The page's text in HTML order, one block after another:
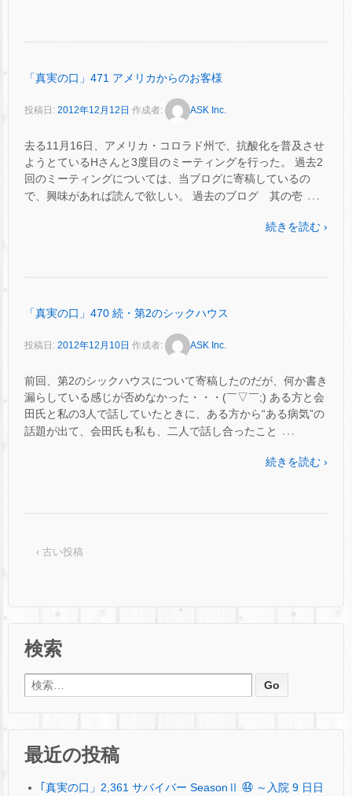
「真実の口」471 アメリカからのお客様
投稿日: 2012年12月12日 作成者: ASK Inc.
去る11月16日、アメリカ・コロラド州で、抗酸化を普及させ
ようとているHさんと3度目のミーティングを行った。 過去2
回のミーティングについては、当ブログに寄稿しているの
で、興味があれば読んで欲しい。 過去のブログ 其の壱 …
続きを読む ›
「真実の口」470 続・第2のシックハウス
投稿日: 2012年12月10日 作成者: ASK Inc.
前回、第2のシックハウスについて寄稿したのだが、何か書き
漏らしている感じが否めなかった・・・(￣▽￣;) ある方と会
田氏と私の3人で話していたときに、ある方から“ある病気”の
話題が出て、会田氏も私も、二人で話し合ったこと
…
続きを読む ›
‹ 古い投稿
検索
検索:
最近の投稿
｢真実の口」2,361 サバイバー SeasonⅡ ㊹ ～入院 9 日日